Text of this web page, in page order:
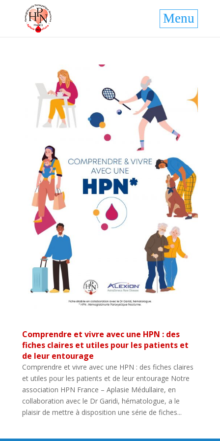
Comprendre et vivre avec une HPN : des
fiches claires et utiles pour les patients et
de leur entourage
Comprendre et vivre avec une HPN : des fiches claires
et utiles pour les patients et de leur entourage Notre
association HPN France – Aplasie Médullaire, en
collaboration avec le Dr Garidi, hématologue, a le
plaisir de mettre à disposition une série de fiches...